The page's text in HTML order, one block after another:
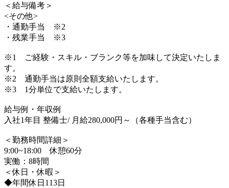
＜給与備考＞
<その他>
・通勤手当 ※2
・残業手当 ※3
※1 ご経験・スキル・ブランク等を加味して決定いたしま
す。
※2 通勤手当は原則全額支給いたします。
※3 1分単位で支給いたします。
給与例・年収例
入社1年目 整備士/ 月給280,000円～（各種手当含む）
＜勤務時間詳細＞
9:00~18:00 休憩60分
実働：8時間
＜休日・休暇＞
◆年間休日113日